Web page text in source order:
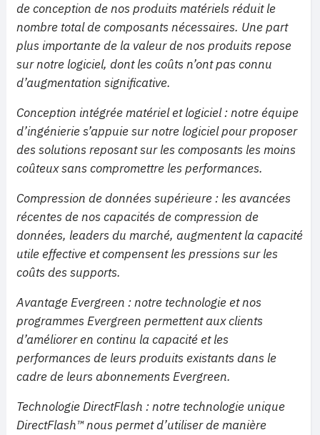
de conception de nos produits matériels réduit le
nombre total de composants nécessaires. Une part
plus importante de la valeur de nos produits repose
sur notre logiciel, dont les coûts n’ont pas connu
d’augmentation significative.
Conception intégrée matériel et logiciel : notre équipe
d’ingénierie s’appuie sur notre logiciel pour proposer
des solutions reposant sur les composants les moins
coûteux sans compromettre les performances.
Compression de données supérieure : les avancées
récentes de nos capacités de compression de
données, leaders du marché, augmentent la capacité
utile effective et compensent les pressions sur les
coûts des supports.
Avantage Evergreen : notre technologie et nos
programmes Evergreen permettent aux clients
d’améliorer en continu la capacité et les
performances de leurs produits existants dans le
cadre de leurs abonnements Evergreen.
Technologie DirectFlash : notre technologie unique
DirectFlash™ nous permet d’utiliser de manière